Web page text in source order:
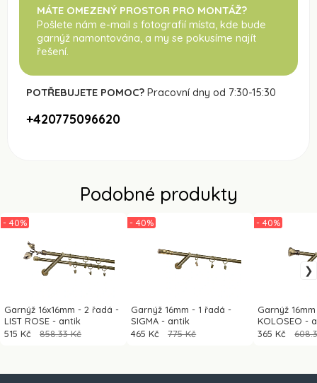
MÁTE OMEZENÝ PROSTOR PRO MONTÁŽ?
Pošlete nám e-mail s fotografií místa, kde bude
garnýž namontována , a my se pokusíme najít
řešení.
POTŘEBUJETE POMOC? Pracovní dny od 7:30-15:30
+420775096620
Podobné produkty
Garnýž 16x16mm - 2 řadá -
LIST ROSE - antik
- 40%
515 Kč 858.33 Kč
Garnýž 16mm - 1 řadá -
SIGMA - antik
- 40%
465 Kč 775 Kč
Garnýž
KOLOSEO -
- 40%
365 Kč